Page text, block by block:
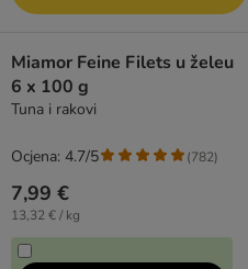
Miamor Feine Filets u želeu
6 x 100 g
Tuna i rakovi
7,99 €
13,32 € / kg
Ocjena: 4.7/5 (782)